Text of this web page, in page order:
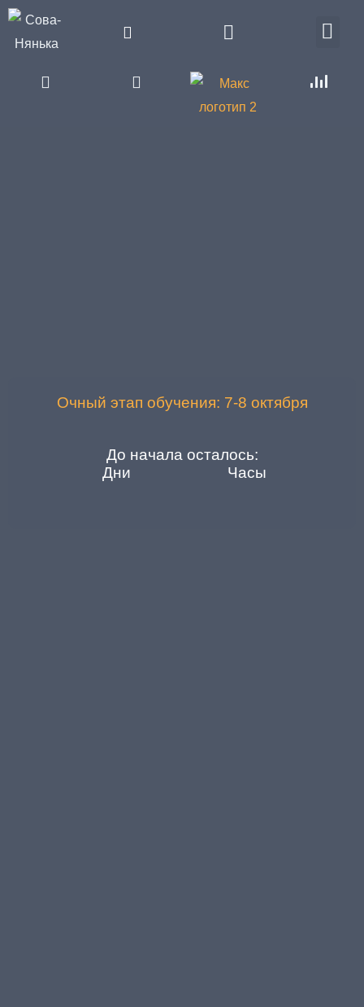
Очный этап обучения: 7-8 октября
До начала осталось:
Дни
Часы